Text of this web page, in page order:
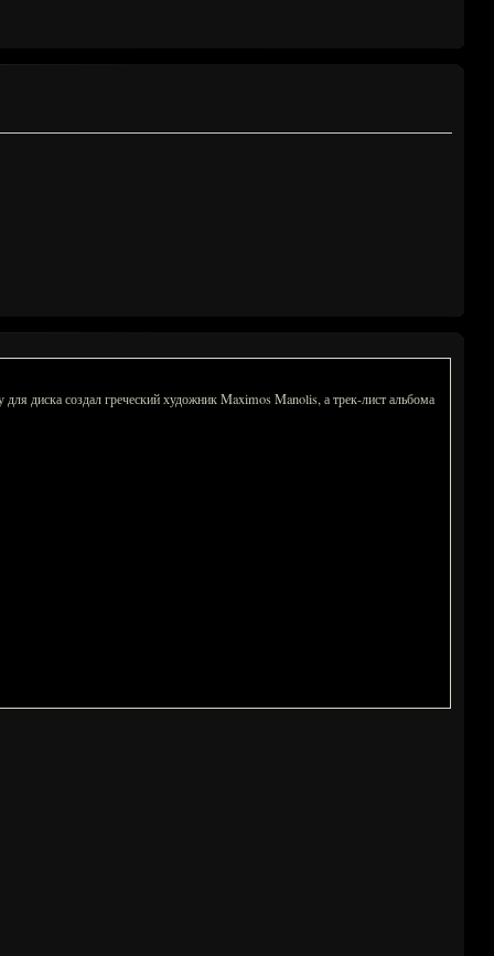
диска создал греческий художник Maximos Manolis, а трек-лист альбома